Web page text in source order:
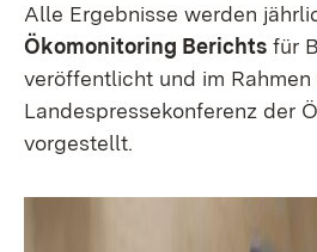
Alle Ergebnisse werden
Ökomonitoring Berichts für
veröffentlicht und im Rahmen
Landespressekonferenz der
vorgestellt.